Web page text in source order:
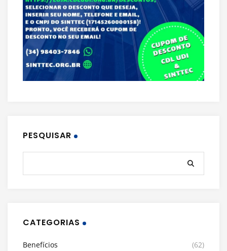
PESQUISAR
CATEGORIAS
Benefícios
(62)